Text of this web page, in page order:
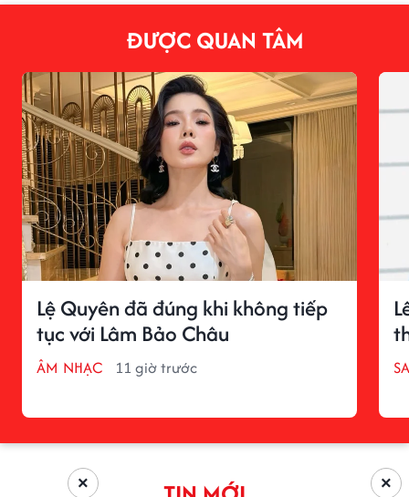
ĐƯỢC QUAN TÂM
Lệ Quyên đã đúng khi không tiếp
tục với Lâm Bảo Châu
ÂM NHẠC 11 giờ trước
×
×